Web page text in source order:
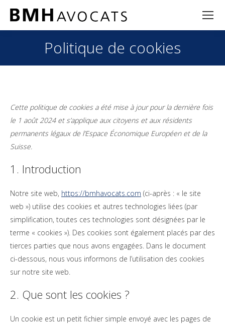
Politique de cookies
Cette politique de cookies a été mise à jour pour la dernière fois
le 1 août 2024 et s’applique aux citoyens et aux résidents
permanents légaux de l’Espace Économique Européen et de la
Suisse.
1. Introduction
Notre site web, https://bmhavocats.com (ci-après : « le site
web ») utilise des cookies et autres technologies liées (par
simplification, toutes ces technologies sont désignées par le
terme « cookies »). Des cookies sont également placés par des
tierces parties que nous avons engagées. Dans le document
ci-dessous, nous vous informons de l’utilisation des cookies
sur notre site web.
2. Que sont les cookies ?
Un cookie est un petit fichier simple envoyé avec les pages de